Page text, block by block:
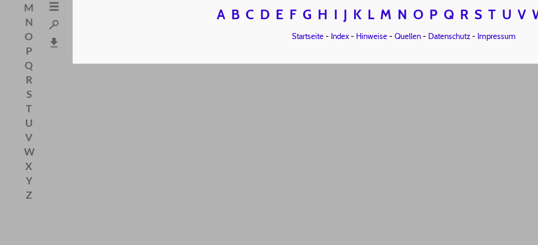
M
N
O
P
Q
R
S
T
U
V
W
X
Y
Z
A B C D E F G H I J K L M N O P Q R S T U V
Startseite- Index- Hinweise- Quellen- Datenschutz- Impressum